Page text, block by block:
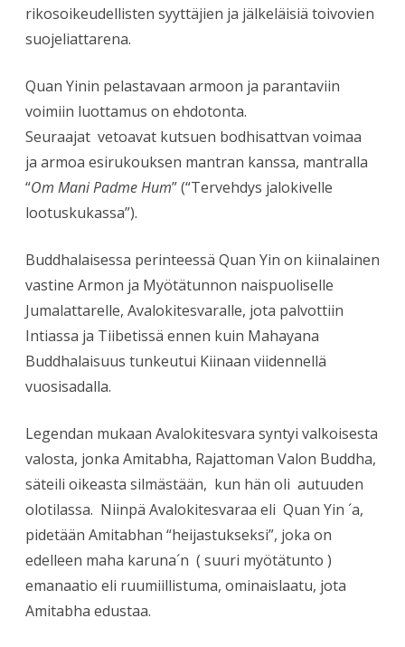
rikosoikeudellisten syyttäjien ja jälkeläisiä toivovien
suojeliattarena.
Quan Yinin pelastavaan armoon ja parantaviin
voimiin luottamus on ehdotonta.
Seuraajat vetoavat kutsuen bodhisattvan voimaa
ja armoa esirukouksen mantran kanssa, mantralla
“Om Mani Padme Hum” (“Tervehdys jalokivelle
lootuskukassa”).
Buddhalaisessa perinteessä Quan Yin on kiinalainen
vastine Armon ja Myötätunnon naispuoliselle
Jumalattarelle, Avalokitesvaralle, jota palvottiin
Intiassa ja Tiibetissä ennen kuin Mahayana
Buddhalaisuus tunkeutui Kiinaan viidennellä
vuosisadalla.
Legendan mukaan Avalokitesvara syntyi valkoisesta
valosta, jonka Amitabha, Rajattoman Valon Buddha,
säteili oikeasta silmästään, kun hän oli autuuden
olotilassa. Niinpä Avalokitesvaraa eli Quan Yin ´a,
pidetään Amitabhan “heijastukseksi”, joka on
edelleen maha karuna´n ( suuri myötätunto )
emanaatio eli ruumiillistuma, ominaislaatu, jota
Amitabha edustaa.